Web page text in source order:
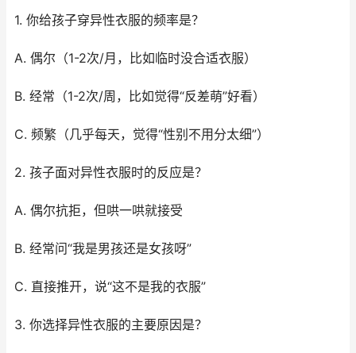
1. 你给孩子穿异性衣服的频率是？
A. 偶尔（1-2次/月，比如临时没合适衣服）
B. 经常（1-2次/周，比如觉得“反差萌”好看）
C. 频繁（几乎每天，觉得“性别不用分太细”）
2. 孩子面对异性衣服时的反应是？
A. 偶尔抗拒，但哄一哄就接受
B. 经常问“我是男孩还是女孩呀”
C. 直接推开，说“这不是我的衣服”
3. 你选择异性衣服的主要原因是？